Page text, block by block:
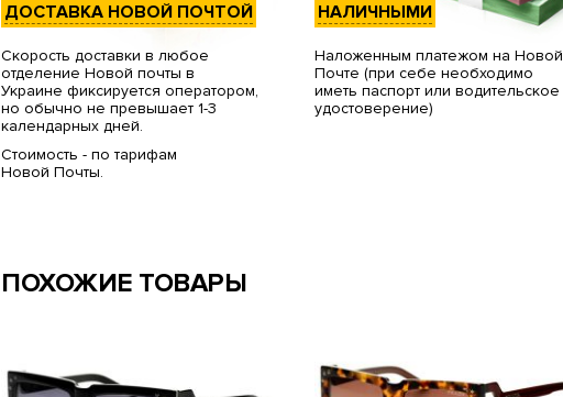
ДОСТАВКА НОВОЙ ПОЧТОЙ
Скорость доставки в любое
отделение Новой почты в
Украине фиксируется оператором,
но обычно не превышает 1-3
календарных дней.
Стоимость - по тарифам
Новой Почты.
НАЛИЧНЫМИ
Наложенным платежом на Новой
Почте (при себе необходимо
иметь паспорт или водительское
удостоверение)
ПОХОЖИЕ ТОВАРЫ